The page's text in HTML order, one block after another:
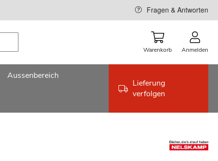
Fragen & Antworten
Warenkorb Anmelden
Aussenbereich
Lieferung
verfolgen